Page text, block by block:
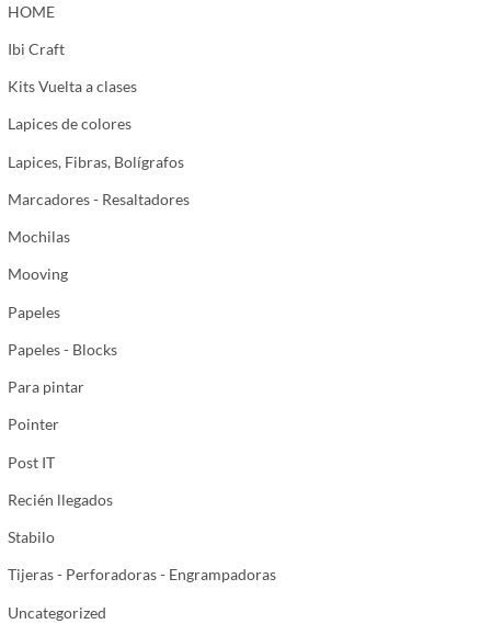
HOME
Ibi Craft
Kits Vuelta a clases
Lapices de colores
Lapices, Fibras, Bolígrafos
Marcadores - Resaltadores
Mochilas
Mooving
Papeles
Papeles - Blocks
Para pintar
Pointer
Post IT
Recién llegados
Stabilo
Tijeras - Perforadoras - Engrampadoras
Uncategorized